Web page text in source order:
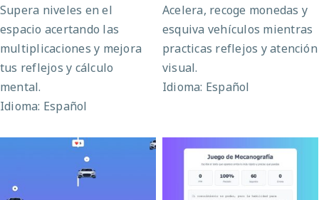
Supera niveles en el
espacio acertando las
multiplicaciones y mejora
tus reflejos y cálculo
mental.
Idioma: Español
Acelera, recoge monedas y
esquiva vehículos mientras
practicas reflejos y atención
visual.
Idioma: Español
Velocidad cálculo
Juego de